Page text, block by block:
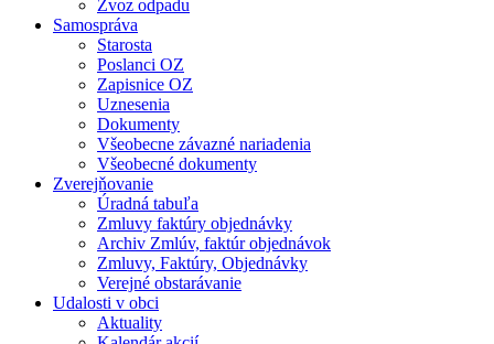
Zvoz odpadu
Samospráva
Starosta
Poslanci OZ
Zapisnice OZ
Uznesenia
Dokumenty
Všeobecne závazné nariadenia
Všeobecné dokumenty
Zverejňovanie
Úradná tabuľa
Zmluvy faktúry objednávky
Archiv Zmlúv, faktúr objednávok
Zmluvy, Faktúry, Objednávky
Verejné obstarávanie
Udalosti v obci
Aktuality